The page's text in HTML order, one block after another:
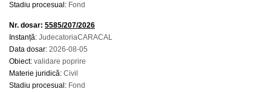
Stadiu procesual: Fond
Nr. dosar: 5585/207/2026
Instanță: JudecatoriaCARACAL
Data dosar: 2026-08-05
Obiect: validare poprire
Materie juridică: Civil
Stadiu procesual: Fond